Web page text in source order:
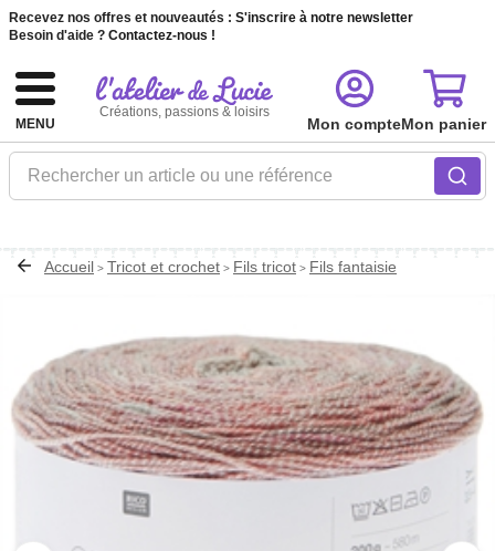
Recevez nos offres et nouveautés : S'inscrire à notre newsletter
Besoin d'aide ? Contactez-nous !
MENU
Créations, passions & loisirs
Rechercher un article ou une référence
Mon compteMon panier
Accueil > Tricot et crochet > Fils tricot > Fils fantaisie